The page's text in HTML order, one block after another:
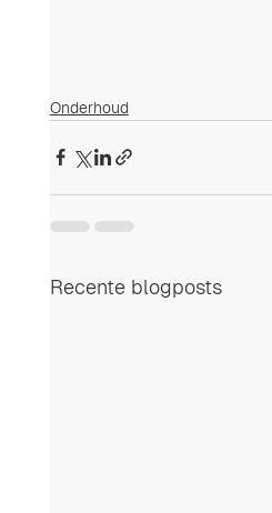
Onderhoud
Recente blogposts